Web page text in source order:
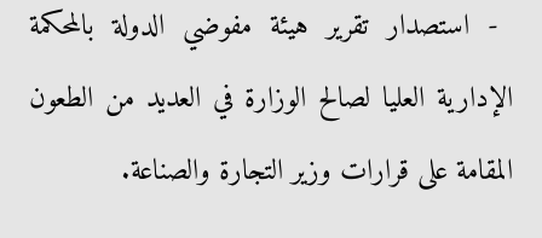
- استصدار تقرير هيئة مفوضي الدولة بالمحكمة
الإدارية العليا لصالح الوزارة في العديد من الطعون
المقامة على قرارات وزير التجارة والصناعة.